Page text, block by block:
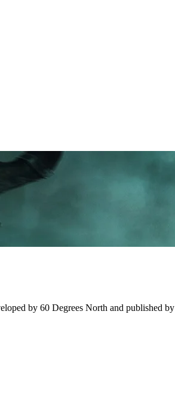
by 60 Degrees North and published